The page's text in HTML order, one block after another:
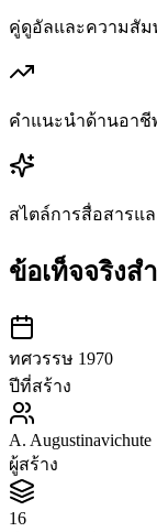
คู่ดูอัลและความสัม
คำแนะนำด้านอา
สไตล์การสื่อสารแ
ข้อเท็จจริงส
ทศวรรษ 1970
ปีที่สร้าง
A. Augustinavichute
ผู้สร้าง
16